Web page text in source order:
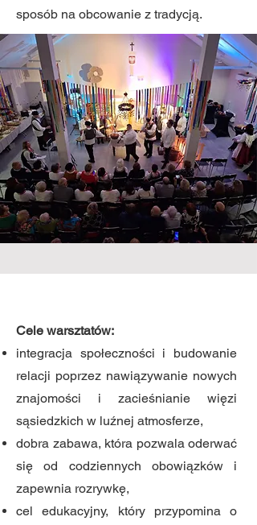
sposób na obcowanie z tradycją.
Cele warsztatów:
integracja społeczności i budowanie
relacji poprzez nawiązywanie nowych
znajomości i zacieśnianie więzi
sąsiedzkich w luźnej atmosferze,
dobra zabawa, która pozwala oderwać
się od codziennych obowiązków i
zapewnia rozrywkę,
cel edukacyjny, który przypomina o